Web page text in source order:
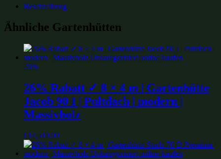
Beschreibung
Ähnliche Gartenhütten
26%
26% Rabatt ✓ 8 × 4 m | Gartenhütte
Jacob 90 I | Pultdach | modern |
Massivholz
€14,519.00